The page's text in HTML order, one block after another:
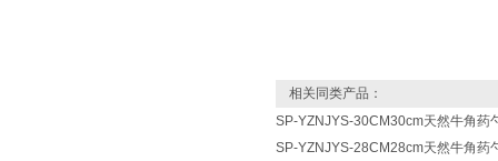
相关同类产品：
SP-YZNJYS-30CM30cm天然牛角药
SP-YZNJYS-28CM28cm天然牛角药